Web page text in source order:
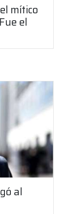
mítico
el
al